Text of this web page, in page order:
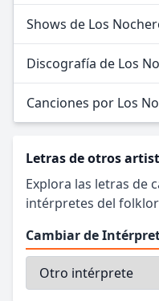
Shows de Los
Discografía de Los
Canciones por Los
Letras de otros
Explora las letras de
intérpretes del
Cambiar de